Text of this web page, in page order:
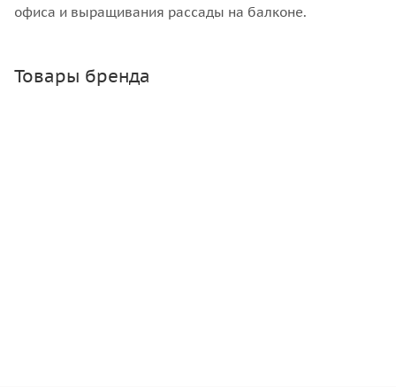
офиса и выращивания рассады на балконе.
Товары бренда